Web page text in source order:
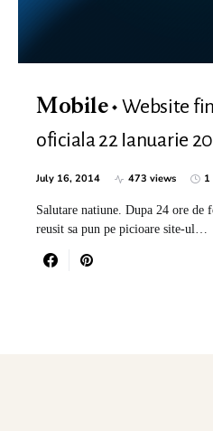
Mobile
Website
oficiala 22 Ianuarie
July 16, 2014 473 views 1
Salutare natiune. Dupa 24 ore de
reusit sa pun pe picioare site-ul…